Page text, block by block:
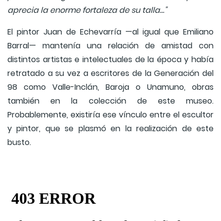
aprecia la enorme fortaleza de su talla…"
El pintor Juan de Echevarría —al igual que Emiliano
Barral— mantenía una relación de amistad con
distintos artistas e intelectuales de la época y había
retratado a su vez a escritores de la Generación del
98 como Valle-Inclán, Baroja o Unamuno, obras
también en la colección de este museo.
Probablemente, existiría ese vínculo entre el escultor
y pintor, que se plasmó en la realización de este
busto.